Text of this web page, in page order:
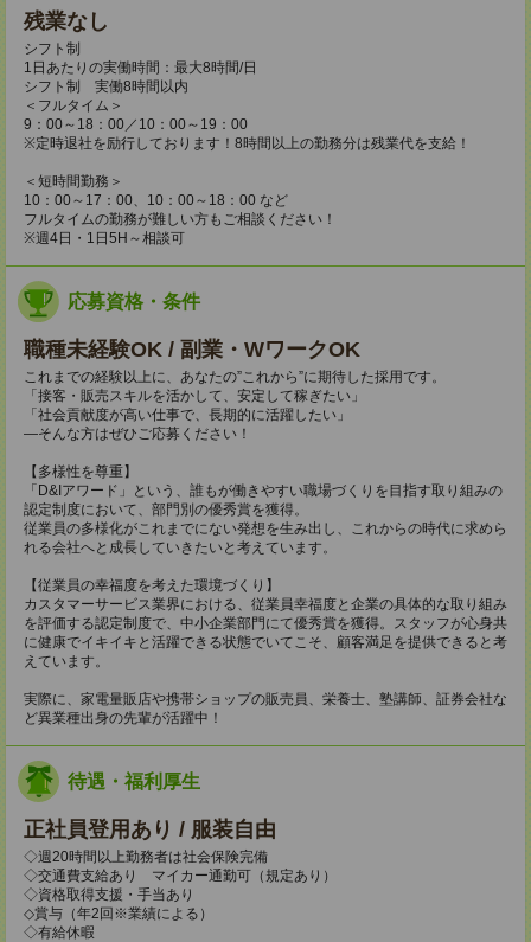
残業なし
シフト制
1日あたりの実働時間：最大8時間/日
シフト制 実働8時間以内
＜フルタイム＞
9：00～18：00／10：00～19：00
※定時退社を励行しております！8時間以上の勤務分は残業代を支給！
＜短時間勤務＞
10：00～17：00、10：00～18：00 など
フルタイムの勤務が難しい方もご相談ください！
※週4日・1日5H～相談可
応募資格・条件
職種未経験OK / 副業・WワークOK
これまでの経験以上に、あなたの”これから”に期待した採用です。
「接客・販売スキルを活かして、安定して稼ぎたい」
「社会貢献度が高い仕事で、長期的に活躍したい」
―そんな方はぜひご応募ください！
【多様性を尊重】
「D&Iアワード」という、誰もが働きやすい職場づくりを目指す取り組みの
認定制度において、部門別の優秀賞を獲得。
従業員の多様化がこれまでにない発想を生み出し、これからの時代に求めら
れる会社へと成長していきたいと考えています。
【従業員の幸福度を考えた環境づくり】
カスタマーサービス業界における、従業員幸福度と企業の具体的な取り組み
を評価する認定制度で、中小企業部門にて優秀賞を獲得。スタッフが心身共
に健康でイキイキと活躍できる状態でいてこそ、顧客満足を提供できると考
えています。
実際に、家電量販店や携帯ショップの販売員、栄養士、塾講師、証券会社な
ど異業種出身の先輩が活躍中！
待遇・福利厚生
正社員登用あり / 服装自由
◇週20時間以上勤務者は社会保険完備
◇交通費支給あり マイカー通勤可（規定あり）
◇資格取得支援・手当あり
◇賞与（年2回※業績による）
◇有給休暇